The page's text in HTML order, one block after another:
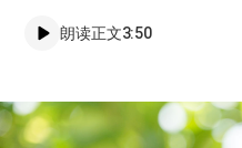
朗读正文3:50